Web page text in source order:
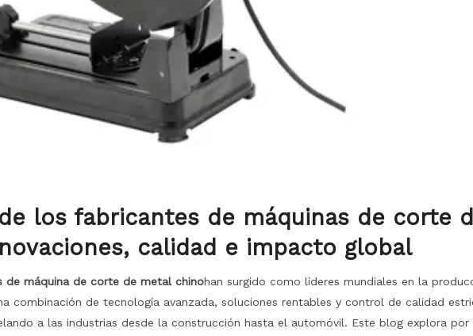
los fabricantes de máquinas de corte
calidad e impacto global
de máquina de corte de metal chinohan surgido como líderes mundiales en la
combinación de tecnología avanzada, soluciones rentables y control de calidad
a las industrias desde la construcción hasta el automóvil. Este blog explora por